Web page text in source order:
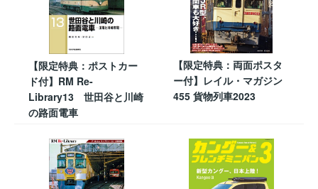
【限定特典：ポストカー
ド付】RM Re-
Library13 世田谷と川崎
の路面電車
【限定特典：両面ポスタ
ー付】レイル・マガジン
455 貨物列車2023